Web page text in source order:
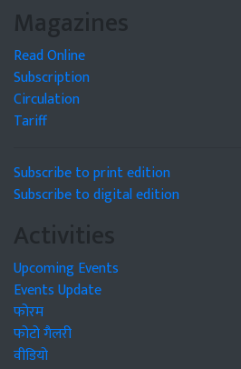
Magazines
Read Online
Subscription
Circulation
Tariff
Subscribe to print edition
Subscribe to digital edition
Activities
Upcoming Events
Events Update
फोरम
फोटो गैलरी
वीडियो